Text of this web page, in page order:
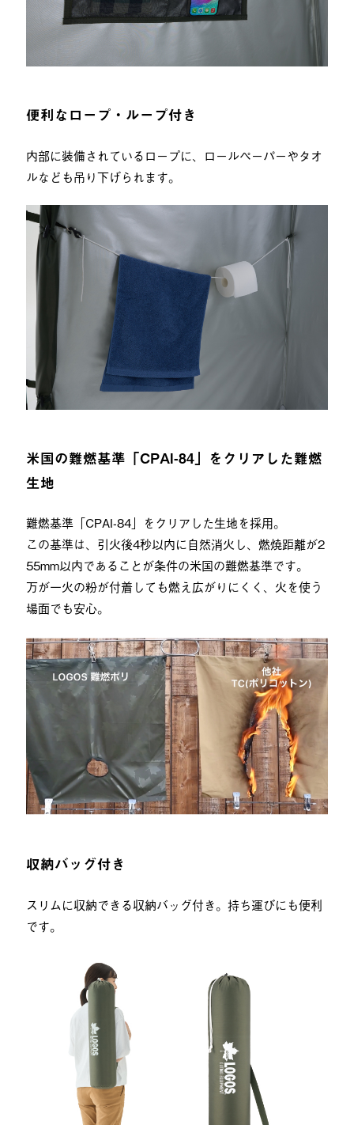
便利なロープ・ループ付き
内部に装備されているロープに、ロールペーパーやタオ
ルなども吊り下げられます。
米国の難燃基準「CPAI-84」をクリアした難燃
生地
難燃基準「CPAI-84」をクリアした生地を採用。
この基準は、引火後4秒以内に自然消火し、燃焼距離が2
55mm以内であることが条件の米国の難燃基準です。
万が一火の粉が付着しても燃え広がりにくく、火を使う
場面でも安心。
収納バッグ付き
スリムに収納できる収納バッグ付き。持ち運びにも便利
です。